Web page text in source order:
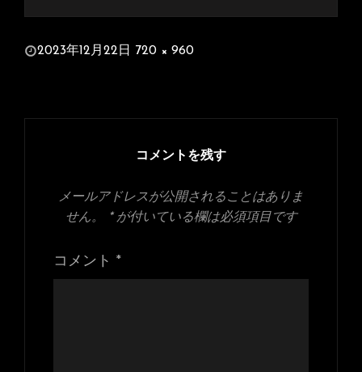
投2023年12月22日
720 × 960
コメントを残す
メールアドレスが公開されることはありま
せん。
*が付いている欄は必須項目です
コメント *